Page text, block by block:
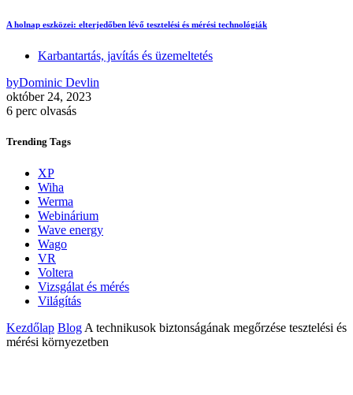
A holnap eszközei: elterjedőben lévő tesztelési és mérési technológiák
Karbantartás, javítás és üzemeltetés
byDominic Devlin
október 24, 2023
6 perc olvasás
Trending Tags
XP
Wiha
Werma
Webinárium
Wave energy
Wago
VR
Voltera
Vizsgálat és mérés
Világítás
Kezdőlap Blog A technikusok biztonságának megőrzése tesztelési és
mérési környezetben